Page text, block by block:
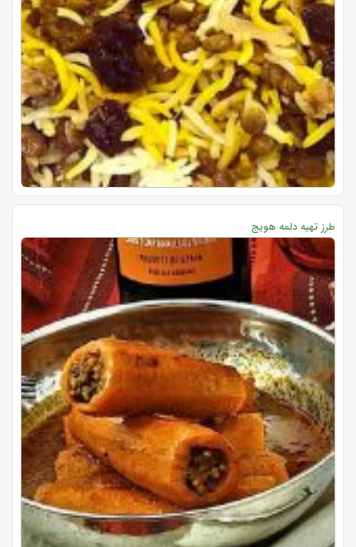
طرز تهیه دلمه هویج